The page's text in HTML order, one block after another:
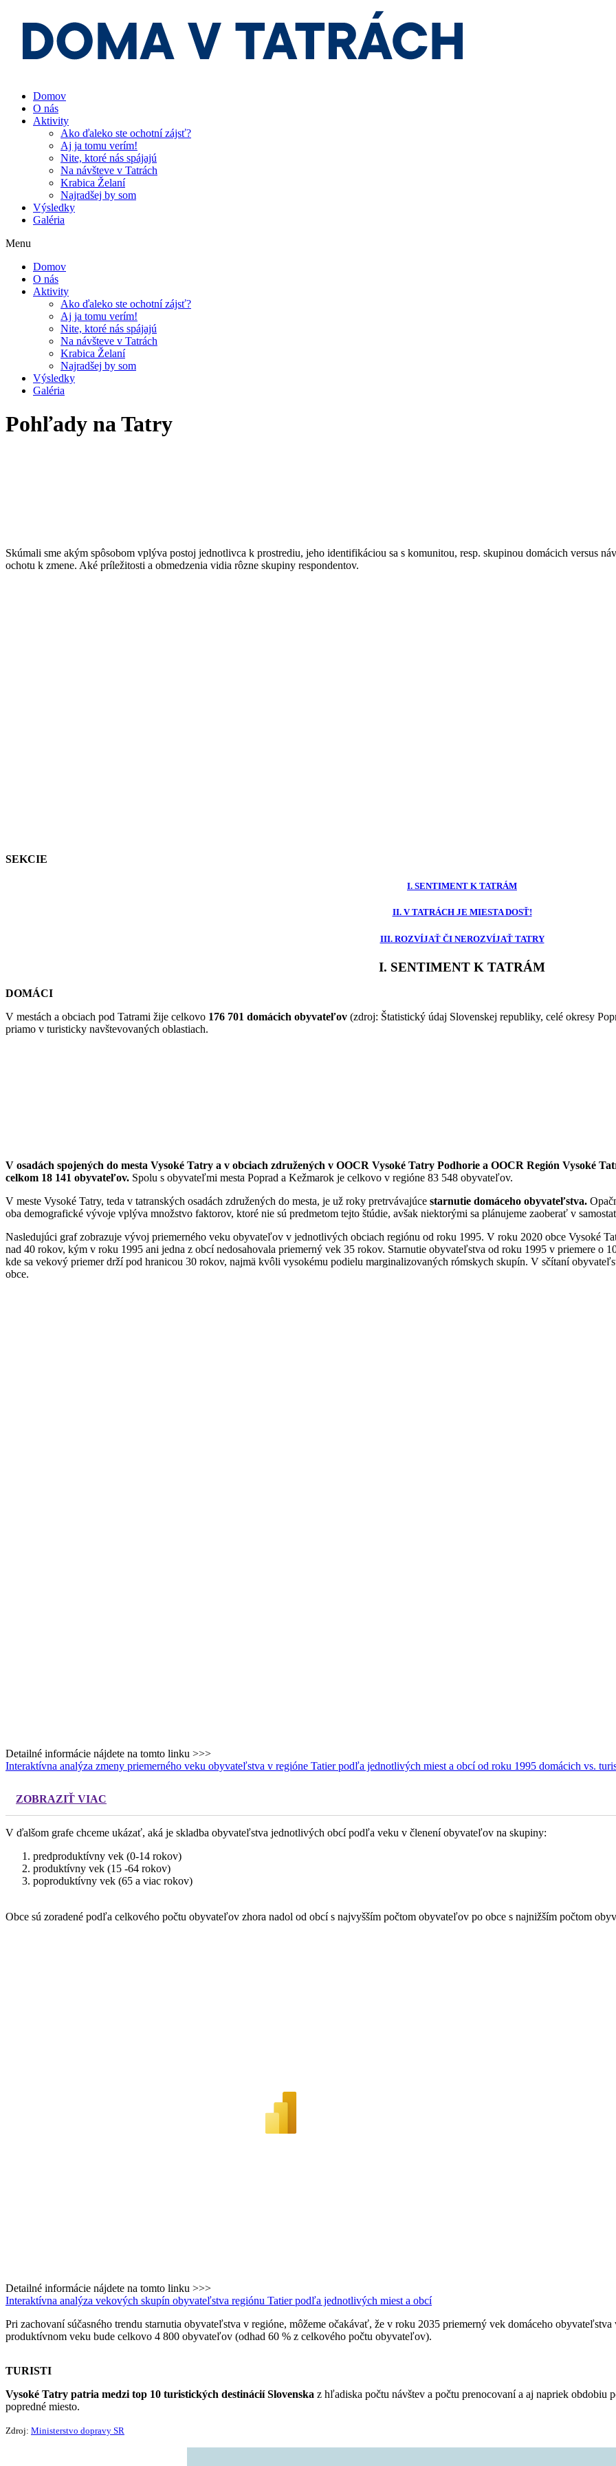
Domov
O nás
Aktivity
Ako ďaleko ste ochotní zájsť?
Aj ja tomu verím!
Nite, ktoré nás spájajú
Na návšteve v Tatrách
Krabica Želaní
Najradšej by som
Výsledky
Galéria
Menu
Domov
O nás
Aktivity
Ako ďaleko ste ochotní zájsť?
Aj ja tomu verím!
Nite, ktoré nás spájajú
Na návšteve v Tatrách
Krabica Želaní
Najradšej by som
Výsledky
Galéria
Pohľady na Tatry
Skúmali sme akým spôsobom vplýva postoj jednotlivca k prostrediu, jeho identifikáciou sa s komunitou, resp. skupinou domácich versus
ochotu k zmene. Aké príležitosti a obmedzenia vidia rôzne skupiny respondentov.
SEKCIE
I. SENTIMENT K TATRÁM
II. V TATRÁCH JE MIESTA DOSŤ!
III. ROZVÍJAŤ ČI NEROZVÍJAŤ TATRY
I. SENTIMENT K TATRÁM
DOMÁCI
V mestách a obciach pod Tatrami žije celkovo 176 701 domácich obyvateľov (zdroj: Štatistický údaj Slovenskej republiky, celé okresy
priamo v turisticky navštevovaných oblastiach.
V osadách spojených do mesta Vysoké Tatry a v obciach združených v OOCR Vysoké Tatry Podhorie a OOCR Región Vysoké
celkom 18 141 obyvateľov. Spolu s obyvateľmi mesta Poprad a Kežmarok je celkovo v regióne 83 548 obyvateľov.
V meste Vysoké Tatry, teda v tatranských osadách združených do mesta, je už roky pretrvávajúce starnutie domáceho obyvateľstva.
oba demografické vývoje vplýva množstvo faktorov, ktoré nie sú predmetom tejto štúdie, avšak niektorými sa plánujeme zaoberať v
Nasledujúci graf zobrazuje vývoj priemerného veku obyvateľov v jednotlivých obciach regiónu od roku 1995. V roku 2020 obce Vysoké
nad 40 rokov, kým v roku 1995 ani jedna z obcí nedosahovala priemerný vek 35 rokov. Starnutie obyvateľstva od roku 1995 v priemere o
kde sa vekový priemer drží pod hranicou 30 rokov, najmä kvôli vysokému podielu marginalizovaných rómskych skupín. V sčítaní
obce.
Detailné informácie nájdete na tomto linku >>>
Interaktívna analýza zmeny priemerného veku obyvateľstva v regióne Tatier podľa jednotlivých miest a obcí od roku 1995 domácich vs.
ZOBRAZIŤ VIAC
V ďalšom grafe chceme ukázať, aká je skladba obyvateľstva jednotlivých obcí podľa veku v členení obyvateľov na skupiny:
predproduktívny vek (0-14 rokov)
produktívny vek (15 -64 rokov)
poproduktívny vek (65 a viac rokov)
Obce sú zoradené podľa celkového počtu obyvateľov zhora nadol od obcí s najvyšším počtom obyvateľov po obce s najnižším počtom
Detailné informácie nájdete na tomto linku >>>
Interaktívna analýza vekových skupín obyvateľstva regiónu Tatier podľa jednotlivých miest a obcí
Pri zachovaní súčasného trendu starnutia obyvateľstva v regióne, môžeme očakávať, že v roku 2035 priemerný vek domáceho
produktívnom veku bude celkovo 4 800 obyvateľov (odhad 60 % z celkového počtu obyvateľov).
TURISTI
Vysoké Tatry patria medzi top 10 turistických destinácií Slovenska z hľadiska počtu návštev a počtu prenocovaní a aj napriek
popredné miesto.
Zdroj: Ministerstvo dopravy SR